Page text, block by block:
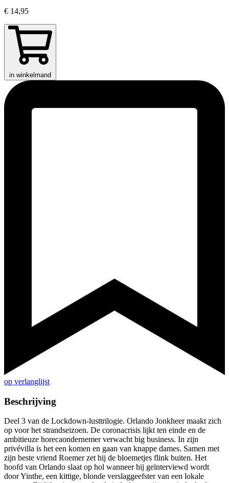
€ 14,95
in winkelmand
op verlanglijst
Beschrijving
Deel 3 van de Lockdown-lusttrilogie. Orlando Jonkheer maakt zich
op voor het strandseizoen. De coronacrisis lijkt ten einde en de
ambitieuze horecaondernemer verwacht big business. In zijn
privévilla is het een komen en gaan van knappe dames. Samen met
zijn beste vriend Roemer zet hij de bloemetjes flink buiten. Het
hoofd van Orlando slaat op hol wanneer hij geïnterviewd wordt
door Yinthe, een kittige, blonde verslaggeefster van een lokale